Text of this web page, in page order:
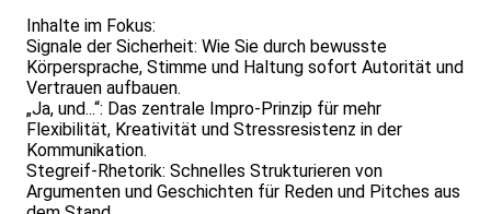
Inhalte im Fokus:
Signale der Sicherheit: Wie Sie durch bewusste
Körpersprache, Stimme und Haltung sofort Autorität und
Vertrauen aufbauen.
„Ja, und...“: Das zentrale Impro-Prinzip für mehr
Flexibilität, Kreativität und Stressresistenz in der
Kommunikation.
Stegreif-Rhetorik: Schnelles Strukturieren von
Argumenten und Geschichten für Reden und Pitches aus